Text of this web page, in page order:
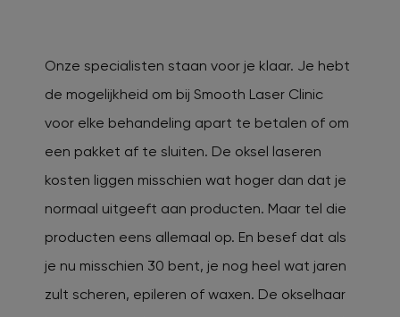
Onze specialisten staan voor je klaar. Je hebt
de mogelijkheid om bij Smooth Laser Clinic
voor elke behandeling apart te betalen of om
een pakket af te sluiten. De oksel laseren
kosten liggen misschien wat hoger dan dat je
normaal uitgeeft aan producten. Maar tel die
producten eens allemaal op. En besef dat als
je nu misschien 30 bent, je nog heel wat jaren
zult scheren, epileren of waxen. De okselhaar